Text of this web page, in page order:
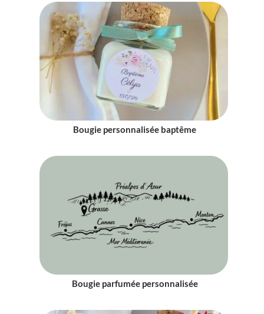
Bougie personnalisée baptême
Bougie parfumée personnalisée